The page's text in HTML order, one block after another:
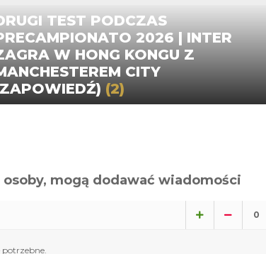
TEST PODCZAS
2026 | INTER
W HONG KONGU Z
CITY
(2)
mogą dodawać wiadomości
0